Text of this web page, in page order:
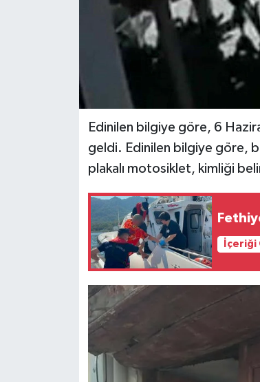
Edinilen bilgiye göre, 6
geldi. Edinilen bilgiye göre,
plakalı motosiklet, kimliği